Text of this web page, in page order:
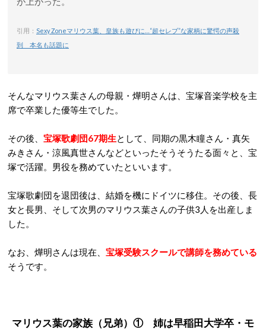
引用： Sexy Zoneマリウス葉、皇族も遊びに…“超セレブ”な家柄に驚愕の声殺
到 本名も話題に
そんなマリウス葉さんの母親・燁明さんは、宝塚音楽学校を主
席で卒業した優等生でした。
その後、 宝塚歌劇団67期生として、同期の黒木瞳さん・真矢
みきさん・涼風真世さんなどといったそうそうたる面々と、宝
塚で活躍。男役を務めていたといいます。
宝塚歌劇団を退団後は、結婚を機にドイツに移住。その後、長
女と長男、そして次男のマリウス葉さんの子供3人を出産しま
した。
なお、燁明さんは現在、 宝塚受験スクールで講師を務めている
そうです。
マリウス葉の家族（兄弟）① 姉は早稲田大学卒・モ